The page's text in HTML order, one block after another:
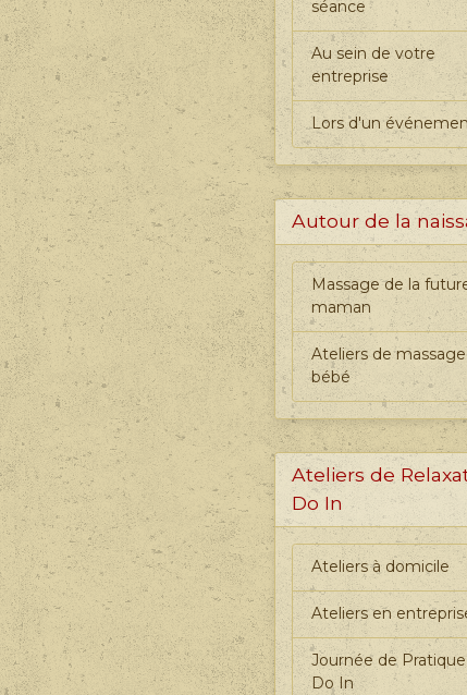
séance
Au sein de votre
entreprise
Lors d'un
Autour de la
Massage de la
maman
Ateliers de massage
bébé
Ateliers de
Do In
Ateliers à domicile
Ateliers en
Journée de
Do In